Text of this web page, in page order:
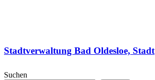
Stadtverwaltung Bad Oldesloe, Stadt
Suchen